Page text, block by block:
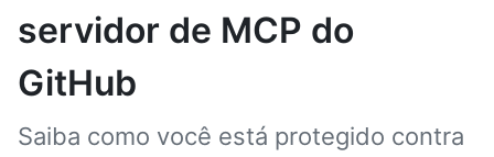
servidor de MCP do
GitHub
Saiba como você está protegido contra